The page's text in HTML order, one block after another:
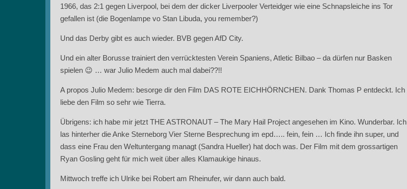
1966, das 2:1 gegen Liverpool, bei dem der dicker Liverpooler Verteidger wie eine Schnapsleiche ins Tor
gefallen ist (die Bogenlampe vo Stan Libuda, you remember?)
Und das Derby gibt es auch wieder. BVB gegen AfD City.
Und ein alter Borusse trainiert den verrücktesten Verein Spaniens, Atletic Bilbao – da dürfen nur Basken
spielen 😉 … war Julio Medem auch mal dabei??!!
A propos Julio Medem: besorge dir den Film DAS ROTE EICHHÖRNCHEN. Dank Thomas P entdeckt. Ich
liebe den Film so sehr wie Tierra.
Übrigens: ich habe mir jetzt THE ASTRONAUT – The Mary Hail Project angesehen im Kino. Wunderbar. Ich
las hinterher die Anke Sterneborg Vier Sterne Besprechung im epd….. fein, fein … Ich finde ihn super, und
dass eine Frau den Weltuntergang managt (Sandra Hueller) hat doch was. Der Film mit dem grossartigen
Ryan Gosling geht für mich weit über alles Klamaukige hinaus.
Mittwoch treffe ich Ulrike bei Robert am Rheinufer, wir dann auch bald.